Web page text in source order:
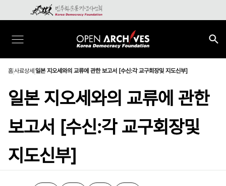
홈사료상세 일본 지오세와의 교류에 관한 보고서 [수신:각 교구회장및 지도신부]
일본 지오세와의 교류에 관한
보고서 [수신:각 교구회장및
지도신부]